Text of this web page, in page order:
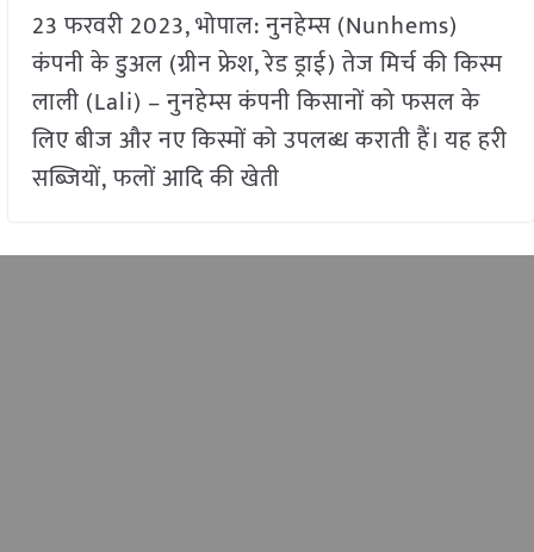
23 फरवरी 2023, भोपाल: नुनहेम्स (Nunhems)
कंपनी के डुअल (ग्रीन फ्रेश, रेड ड्राई) तेज मिर्च की किस्म
लाली (Lali) – नुनहेम्स कंपनी किसानों को फसल के
लिए बीज और नए किस्मों को उपलब्ध कराती हैं। यह हरी
सब्जियों, फलों आदि की खेती